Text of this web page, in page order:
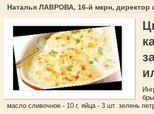
Наталья ЛАВРОВА, 16-й мкрн, директор
масло сливочное - 10 г, яйца - 3 шт. зелень